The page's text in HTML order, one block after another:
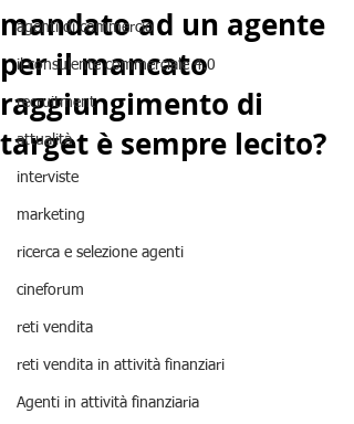
agenti di commercio
il consulente commerciale 4.0
recruitment
attualità
interviste
marketing
ricerca e selezione agenti
cineforum
reti vendita
reti vendita in attività finanziari
Agenti in attività finanziaria
mandato ad un agente
per il mancato
raggiungimento di
target è sempre lecito?